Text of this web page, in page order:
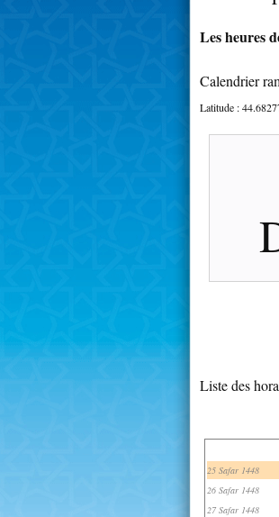
Les heures
Calendrier
Latitude :
Liste des
25 Safar 1448
26 Safar 1448
27 Safar 1448